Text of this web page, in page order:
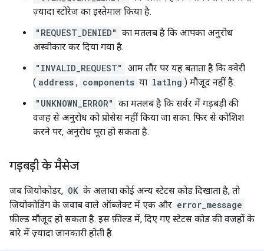
ज़्यादा स्टोरेज का इस्तेमाल किया है.
"REQUEST_DENIED" का मतलब है कि आपका अनुरोध
अस्वीकार कर दिया गया है.
"INVALID_REQUEST"
आम तौर पर यह बताता है कि क्वेरी
( address , components या latlng ) मौजूद नहीं है.
"UNKNOWN_ERROR" का मतलब है कि सर्वर में गड़बड़ी की
वजह से अनुरोध को प्रोसेस नहीं किया जा सका. फिर से कोशिश
करने पर, अनुरोध पूरा हो सकता है.
गड़बड़ी के मैसेज
जब जियोकोडर, OK के अलावा कोई अन्य स्टेटस कोड दिखाता है, तो
जियोकोडिंग के जवाब वाले ऑब्जेक्ट में एक और error_message
फ़ील्ड मौजूद हो सकता है. इस फ़ील्ड में, दिए गए स्टेटस कोड की वजहों के
बारे में ज़्यादा जानकारी होती है.